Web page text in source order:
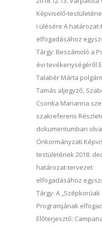
Képviselő-
i ülésére A
elfogadásához
Tárgy: Beszámoló a
évi tevékenységéről
Talabér Márta
Tamás aljegyző,
Csonka Marianna
szakreferens
dokumentumban
Önkormányzati
testületének 2018.
határozat-tervezet
elfogadásához
Tárgy: A
Programjának
Előterjesztő: